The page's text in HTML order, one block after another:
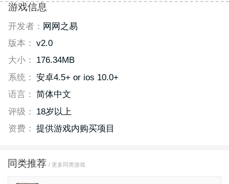
游戏信息
开发者： 网网之易
版本： v2.0
大小：
176.34MB
系统： 安卓4.5+ or ios 10.0+
语言： 简体中文
评级：
18岁以上
资费： 提供游戏内购买项目
同类推荐 / 更多同类游戏